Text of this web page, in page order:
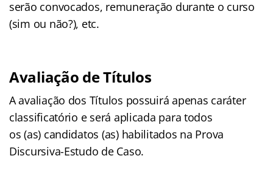
serão convocados, remuneração durante o curso
(sim ou não?), etc.
Avaliação de Títulos
A avaliação dos Títulos possuirá apenas caráter
classificatório e será aplicada para todos
os (as) candidatos (as) habilitados na Prova
Discursiva-Estudo de Caso.